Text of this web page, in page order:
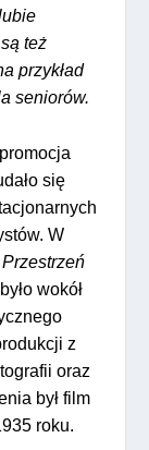
też
przykład
seniorów.
się
W
wokół
z
oraz
był film
roku.